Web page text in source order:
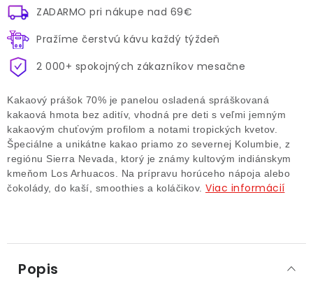
Kakaový prášok 70% je panelou osladená spráškovaná
kakaová hmota bez aditív, vhodná pre deti s veľmi jemným
kakaovým chuťovým profilom a notami tropických kvetov.
Špeciálne a unikátne kakao priamo zo severnej Kolumbie, z
regiónu Sierra Nevada, ktorý je známy kultovým indiánskym
kmeňom Los Arhuacos.
Na prípravu horúceho nápoja alebo
čokolády, do kaší, smoothies a koláčikov. Viac informácií
ZADARMO pri nákupe nad 69€
Pražíme čerstvú kávu každý týždeň
2 000+ spokojných zákazníkov mesačne
Popis